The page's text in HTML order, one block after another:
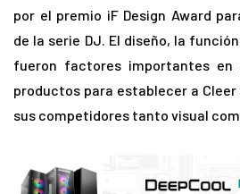
por el premio iF Design Award
de la serie DJ. El diseño, la
fueron factores importantes en
productos para establecer a Cleer
sus competidores tanto visual